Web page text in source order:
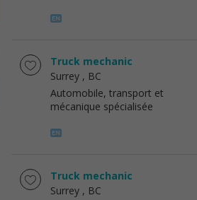
Truck mechanic
Surrey , BC
Automobile, transport et
mécanique spécialisée
Truck mechanic
Surrey , BC